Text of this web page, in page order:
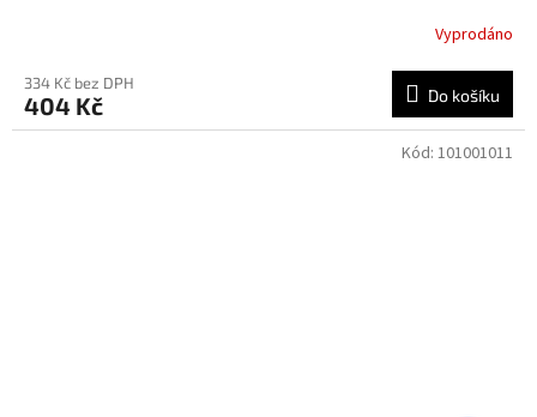
Vyprodáno
334 Kč bez DPH
404 Kč Do košíku
Kód: 101001011